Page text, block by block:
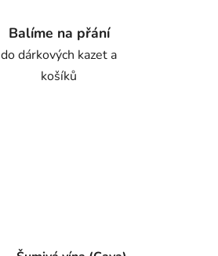
Balíme na přání
do dárkových kazet a
košíků